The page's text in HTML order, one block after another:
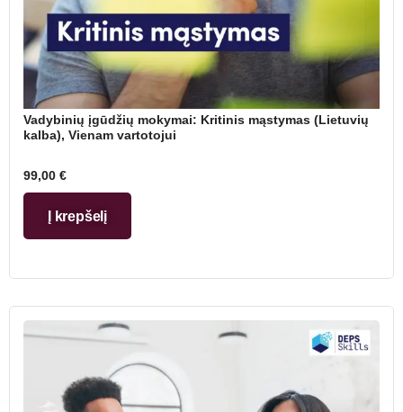
Vadybinių įgūdžių mokymai: Kritinis mąstymas (Lietuvių
kalba), Vienam vartotojui
99,00 €
Į krepšelį